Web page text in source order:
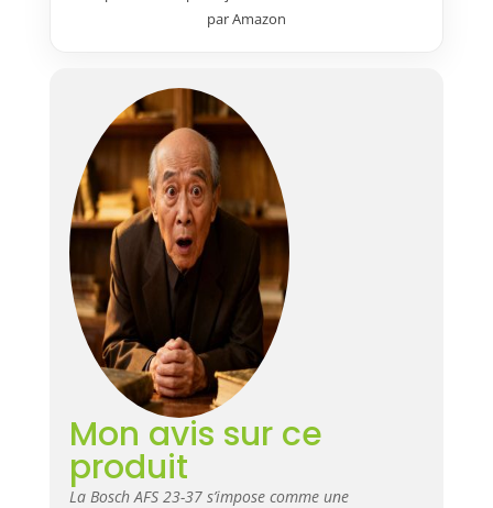
par Amazon
Mon avis sur ce
produit
La Bosch AFS 23-37 s’impose comme une